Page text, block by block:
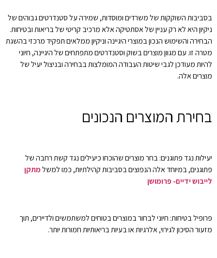
בסביבות השוקקות של משרדים ומוסדות, שמירה על סטנדרטים גבוהים של
ניקיון היא לא רק עניין של אסתטיקה אלא מרכיב קריטי של בריאות ובטיחות.
הבחירה והשימוש הנכון במוצרי היגיינה וניקיון ממלאים תפקיד מרכזי בהשגת
מטרה זו. עם מגוון מוצרים בשוק וסטנדרטים מתפתחים של היגיינה, חיוני
להיות מעודכן לגבי שיטות העבודה המומלצות בבחירה ובניצול יעיל של
מוצרים אלה.
בחירת המוצרים הנכונים
יעילות נגד פתוגנים: בחר מוצרים שהוכחו כיעילים נגד קשת רחבה של
פתוגנים, במיוחד אלה הנפוצים בסביבות קהילתיות, כמו למשלמתקן
לייבוש ידיים- פרומושן
פרופיל בטיחות: חיוני לבחור במוצרים בטוחים למשתמשים ולדיירים, תוך
מזעור הסיכון לגירוי, אלרגיות או בעיות בריאותיות חמורות יותר.